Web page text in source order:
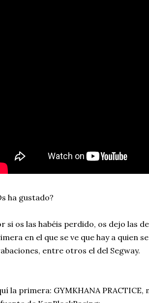
ha gustado?
si os las habéis perdido, os dejo las
en el que se ve que hay a quien
entre otros el del Segway.
la primera: GYMKHANA